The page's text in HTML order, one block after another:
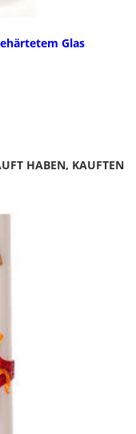
Glas
HABEN, KAUFTEN